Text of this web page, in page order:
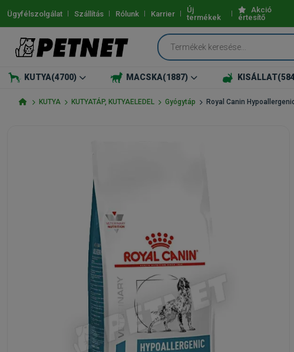
Ügyfélszolgálat Szállítás Rólunk Karrier
Új
termékek
Akció
értesítő
KUTYA(4700) MACSKA(1887) KISÁLLAT
KUTYA KUTYATÁP, KUTYAELEDEL Gyógytáp Royal Canin